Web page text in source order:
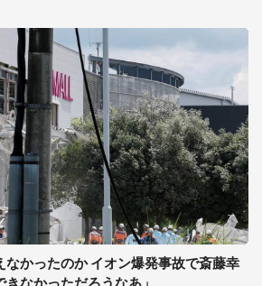
なかったのか イオン爆発事故で斎藤幸